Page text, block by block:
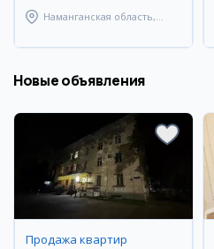
Наманганская область,
Новые объявления
Продажа квартир